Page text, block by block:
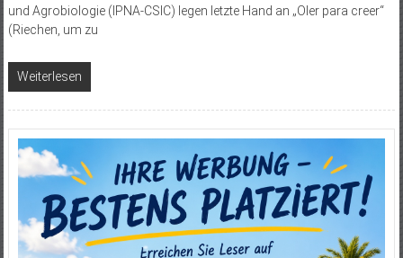
und Agrobiologie (IPNA-CSIC) legen letzte Hand an „Oler para creer“
(Riechen, um zu
Weiterlesen